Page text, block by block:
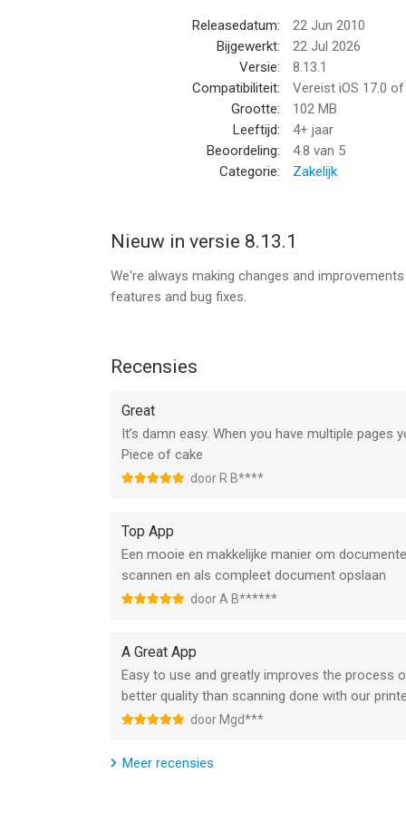
- Schaduwen en oneffenheden verwijderen
- Filters (zwart-wit, whiteboard, foto)
PDF aanmaken & bewerken:
- Documenten samenvoegen & splitsen
- Creëer PDF-bestanden met meerdere pagina's
- Importeer foto's en PDF-bestanden
- Verwerk documenten op je apparaat
+ Face ID
+ Wachtwoordversleuteling voor PDF
- Metadata en content doorzoeken
+ Aangepaste naamgeving (slimme
+ Back-ups en op meerdere apparaten
- E-mail
+ Box, Dropbox, Evernote, Expensify, Google
+ Elke WebDAV-compatibele service zoals Citrix
+ Automatische export op de achtergrond
OCR (tekstherkenning):
+ Tekstextractie
+ Doorzoekbare PDF-bestanden maken
+ Visitekaartjes scannen & contactpersonen
De functies met [+] zijn beschikbaar als
Releasedatum:
22 Jun 2010
Bijgewerkt:
22 Jul 2026
Versie:
8.13.1
Compatibiliteit:
Vereist iOS 17.0
Grootte:
102 MB
Leeftijd:
4+ jaar
Beoordeling:
4.8 van 5
Categorie:
Zakelijk
Nieuw in versie 8.13.1
We're always making changes and
features and bug fixes.
Recensies
Great
It’s damn easy. When you have multiple
Piece of cake
door R B****
Top App
Een mooie en makkelijke manier om
scannen en als compleet document opslaan
door A B******
A Great App
Easy to use and greatly improves the process
better quality than scanning done with our
door Mgd***
Meer recensies